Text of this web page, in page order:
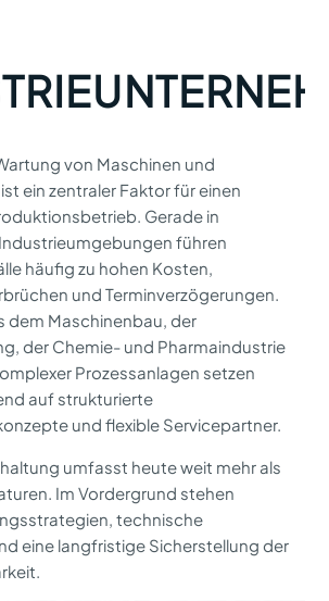
von Maschinen und
ein zentraler Faktor für einen
Gerade in
führen
häufig zu hohen Kosten,
und Terminverzögerungen.
dem Maschinenbau, der
der Chemie- und Pharmaindustrie
Prozessanlagen setzen
auf strukturierte
und flexible Servicepartner.
umfasst heute weit mehr als
Im Vordergrund stehen
technische
eine langfristige Sicherstellung der